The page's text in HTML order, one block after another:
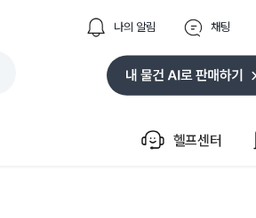
나의 알림 채팅
헬프센터